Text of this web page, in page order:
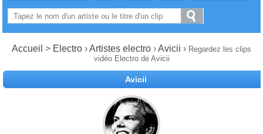
Accueil > Electro ›Artistes electro ›Avicii › Regardez les clips
vidéo Electro de Avicii
Avicii